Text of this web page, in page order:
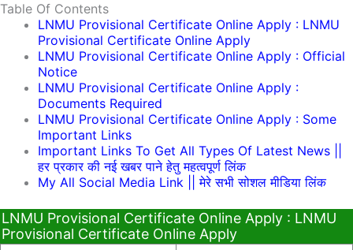
Table Of Contents
LNMU Provisional Certificate Online Apply : LNMU
Provisional Certificate Online Apply
LNMU Provisional Certificate Online Apply : Official
Notice
LNMU Provisional Certificate Online Apply :
Documents Required
LNMU Provisional Certificate Online Apply : Some
Important Links
Important Links To Get All Types Of Latest News ||
हर प्रकार की नई खबर पाने हेतु महत्वपूर्ण लिंक
My All Social Media Link || मेरे सभी सोशल मीडिया लिंक
LNMU Provisional Certificate Online Apply : LNMU
Provisional Certificate Online Apply